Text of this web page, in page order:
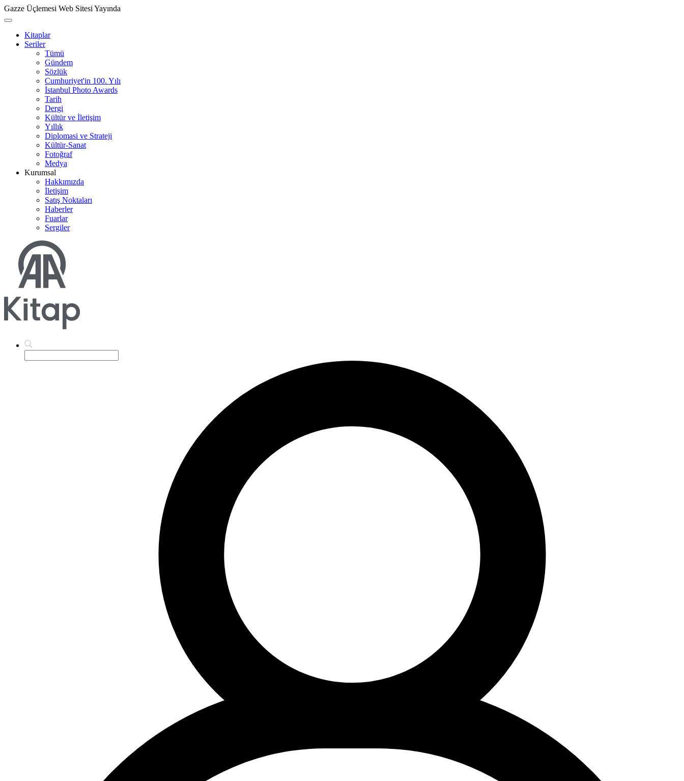
Gazze Üçlemesi Web Sitesi Yayında
Kitaplar
Seriler
Tümü
Gündem
Sözlük
Cumhuriyet'in 100. Yılı
İstanbul Photo Awards
Tarih
Dergi
Kültür ve İletişim
Yıllık
Diplomasi ve Strateji
Kültür-Sanat
Fotoğraf
Medya
Kurumsal
Hakkımızda
İletişim
Satış Noktaları
Haberler
Fuarlar
Sergiler